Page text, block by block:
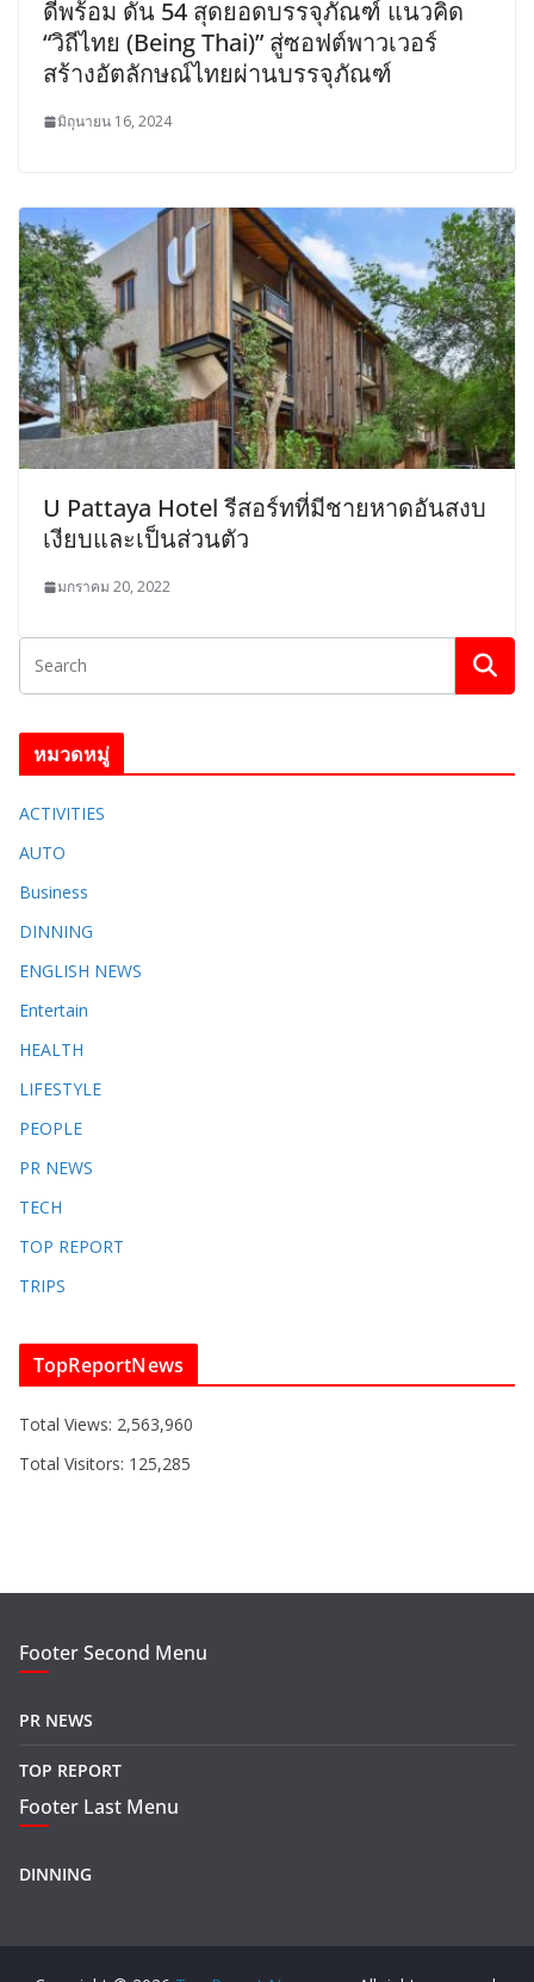
ดีพร้อม ดัน 54 สุดยอดบรรจุภัณฑ์ แนวคิด
“วิถีไทย (Being Thai)” สู่ซอฟต์พาวเวอร์
สร้างอัตลักษณ์ไทยผ่านบรรจุภัณฑ์
มิถุนายน 16, 2024
U Pattaya Hotel รีสอร์ทที่มีชายหาดอันสงบ
เงียบและเป็นส่วนตัว
มกราคม 20, 2022
หมวดหมู่
ACTIVITIES
AUTO
Business
DINNING
ENGLISH​ NEWS
Entertain
HEALTH
LIFESTYLE
PEOPLE
PR NEWS
TECH
TOP REPORT
TRIPS
TopReportNews
Total Views: 2,563,960
Total Visitors: 125,285
Footer Second Menu
PR NEWS
TOP REPORT
Footer Last Menu
DINNING